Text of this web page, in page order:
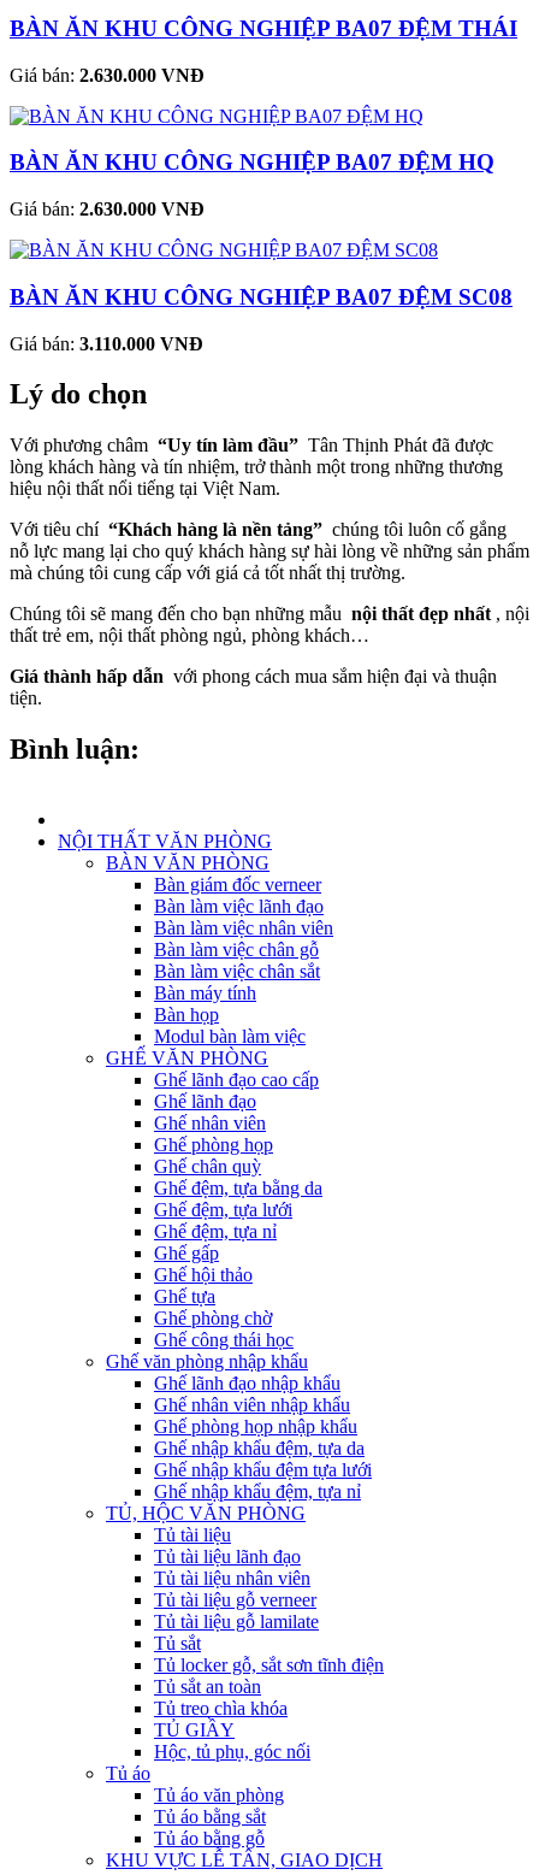
BÀN ĂN KHU CÔNG NGHIỆP BA07 ĐỆM THÁI
Giá bán: 2.630.000 VNĐ
BÀN ĂN KHU CÔNG NGHIỆP BA07 ĐỆM HQ
Giá bán: 2.630.000 VNĐ
BÀN ĂN KHU CÔNG NGHIỆP BA07 ĐỆM SC08
Giá bán: 3.110.000 VNĐ
Lý do chọn
Với phương châm “Uy tín làm đầu” Tân Thịnh Phát đã được
lòng khách hàng và tín nhiệm, trở thành một trong những thương
hiệu nội thất nổi tiếng tại Việt Nam.
Với tiêu chí “Khách hàng là nền tảng” chúng tôi luôn cố gắng
nỗ lực mang lại cho quý khách hàng sự hài lòng về những sản phẩm
mà chúng tôi cung cấp với giá cả tốt nhất thị trường.
Chúng tôi sẽ mang đến cho bạn những mẫu nội thất đẹp nhất , nội
thất trẻ em, nội thất phòng ngủ, phòng khách…
Giá thành hấp dẫn với phong cách mua sắm hiện đại và thuận
tiện.
Bình luận:
NỘI THẤT VĂN PHÒNG
BÀN VĂN PHÒNG
Bàn giám đốc verneer
Bàn làm việc lãnh đạo
Bàn làm việc nhân viên
Bàn làm việc chân gỗ
Bàn làm việc chân sắt
Bàn máy tính
Bàn họp
Modul bàn làm việc
GHẾ VĂN PHÒNG
Ghế lãnh đạo cao cấp
Ghế lãnh đạo
Ghế nhân viên
Ghế phòng họp
Ghế chân quỳ
Ghế đệm, tựa bằng da
Ghế đệm, tựa lưới
Ghế đệm, tựa nỉ
Ghế gấp
Ghế hội thảo
Ghế tựa
Ghế phòng chờ
Ghế công thái học
Ghế văn phòng nhập khẩu
Ghế lãnh đạo nhập khẩu
Ghế nhân viên nhập khẩu
Ghế phòng họp nhập khẩu
Ghế nhập khẩu đệm, tựa da
Ghế nhập khẩu đệm tựa lưới
Ghế nhập khẩu đệm, tựa nỉ
TỦ, HỘC VĂN PHÒNG
Tủ tài liệu
Tủ tài liệu lãnh đạo
Tủ tài liệu nhân viên
Tủ tài liệu gỗ verneer
Tủ tài liệu gỗ lamilate
Tủ sắt
Tủ locker gỗ, sắt sơn tĩnh điện
Tủ sắt an toàn
Tủ treo chìa khóa
TỦ GIẦY
Hộc, tủ phụ, góc nối
Tủ áo
Tủ áo văn phòng
Tủ áo bằng sắt
Tủ áo bằng gỗ
KHU VỰC LỄ TÂN, GIAO DỊCH